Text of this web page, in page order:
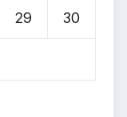
29 30